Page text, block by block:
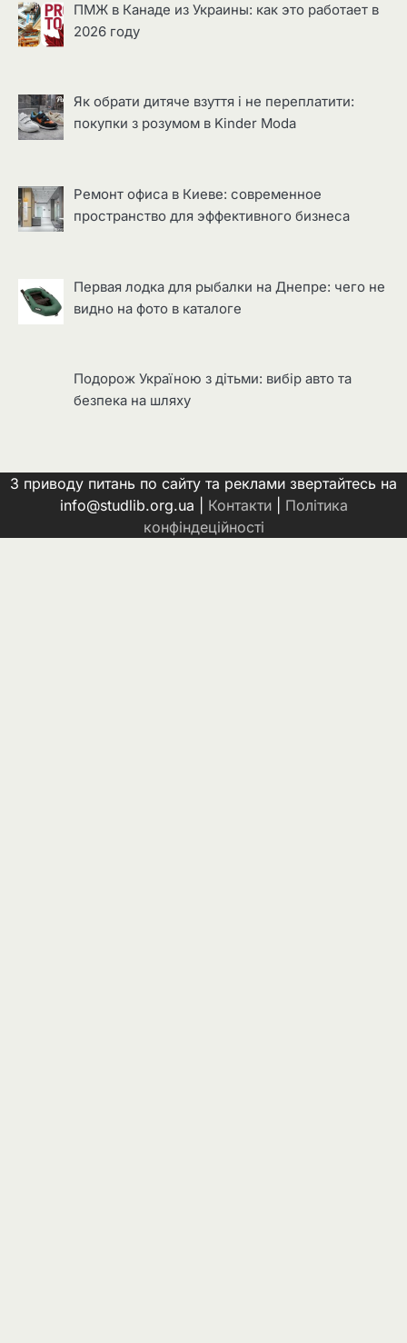
ПМЖ в Канаде из Украины: как это работает в
2026 году
Як обрати дитяче взуття і не переплатити:
покупки з розумом в Kinder Moda
Ремонт офиса в Киеве: современное
пространство для эффективного бизнеса
Первая лодка для рыбалки на Днепре: чего не
видно на фото в каталоге
Подорож Україною з дітьми: вибір авто та
безпека на шляху
З приводу питань по сайту та реклами звертайтесь на
info@studlib.org.ua | Контакти| Політика
конфіндеційності